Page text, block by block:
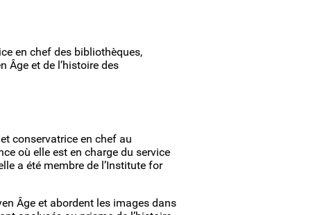
en chef des bibliothèques,
Âge et de l’histoire des
conservatrice en chef au
où elle est en charge du service
a été membre de l’Institute for
Âge et abordent les images dans